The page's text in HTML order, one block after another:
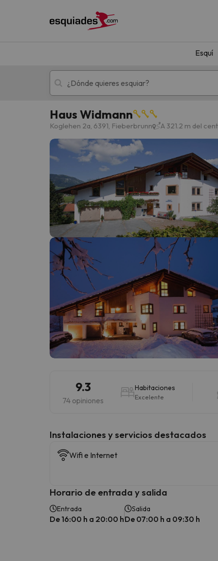
Esquí
Esquí Escapadas
¡Vaya! No hemos encontrado ningún
¡Vaya! Parece que nuestro buscador ha
Haus Widmann
Koglehen 2a, 6391, Fieberbrunn A 321.2 m del
9.3
74 opiniones
Habitaciones
Excelente
Instalaciones y servicios destacados
Wifi e Internet
Horario de entrada y salida
Entrada
De 16:00 h a 20:00 h
Salida
De 07:00 h a 09:30 h